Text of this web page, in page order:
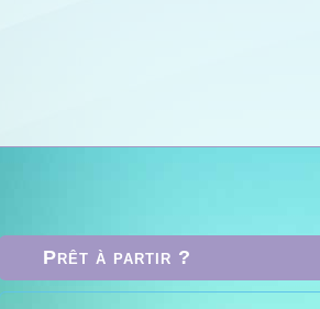
Prêt à partir ?